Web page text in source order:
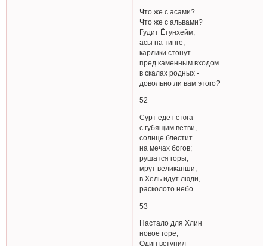
Что же с асами?
Что же с альвами?
Гудит Ётунхейм,
асы на тинге;
карлики стонут
пред каменным входом
в скалах родных -
довольно ли вам этого?
52
Сурт едет с юга
с губящим ветви,
солнце блестит
на мечах богов;
рушатся горы,
мрут великанши;
в Хель идут люди,
расколото небо.
53
Настало для Хлин
новое горе,
Один вступил